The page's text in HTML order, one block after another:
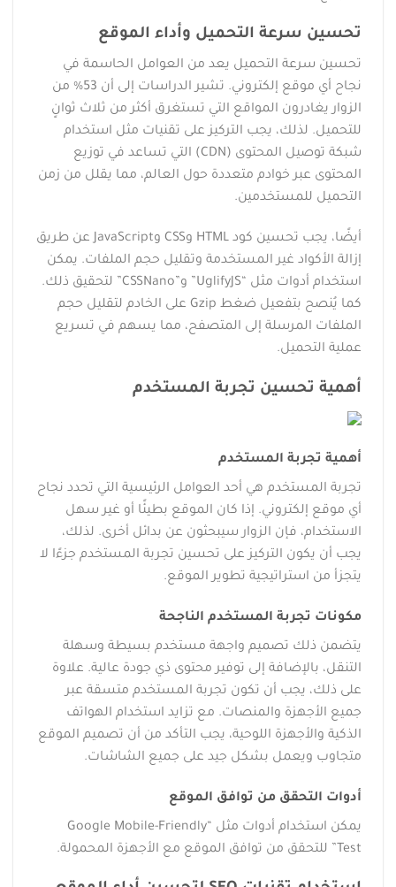
تحسين سرعة التحميل وأداء الموقع
تحسين سرعة التحميل يعد من العوامل الحاسمة في
نجاح أي موقع إلكتروني. تشير الدراسات إلى أن 53% من
الزوار يغادرون المواقع التي تستغرق أكثر من ثلاث ثوانٍ
للتحميل. لذلك، يجب التركيز على تقنيات مثل استخدام
شبكة توصيل المحتوى (CDN) التي تساعد في توزيع
المحتوى عبر خوادم متعددة حول العالم، مما يقلل من زمن
التحميل للمستخدمين.
أيضًا، يجب تحسين كود HTML وCSS وJavaScript عن طريق
إزالة الأكواد غير المستخدمة وتقليل حجم الملفات. يمكن
استخدام أدوات مثل “UglifyJS” و”CSSNano” لتحقيق ذلك.
كما يُنصح بتفعيل ضغط Gzip على الخادم لتقليل حجم
الملفات المرسلة إلى المتصفح، مما يسهم في تسريع
عملية التحميل.
أهمية تحسين تجربة المستخدم
أهمية تجربة المستخدم
تجربة المستخدم هي أحد العوامل الرئيسية التي تحدد نجاح
أي موقع إلكتروني. إذا كان الموقع بطيئًا أو غير سهل
الاستخدام، فإن الزوار سيبحثون عن بدائل أخرى. لذلك،
يجب أن يكون التركيز على تحسين تجربة المستخدم جزءًا لا
يتجزأ من استراتيجية تطوير الموقع.
مكونات تجربة المستخدم الناجحة
يتضمن ذلك تصميم واجهة مستخدم بسيطة وسهلة
التنقل، بالإضافة إلى توفير محتوى ذي جودة عالية. علاوة
على ذلك، يجب أن تكون تجربة المستخدم متسقة عبر
جميع الأجهزة والمنصات. مع تزايد استخدام الهواتف
الذكية والأجهزة اللوحية، يجب التأكد من أن تصميم الموقع
متجاوب ويعمل بشكل جيد على جميع الشاشات.
أدوات التحقق من توافق الموقع
يمكن استخدام أدوات مثل “Google Mobile-Friendly
Test” للتحقق من توافق الموقع مع الأجهزة المحمولة.